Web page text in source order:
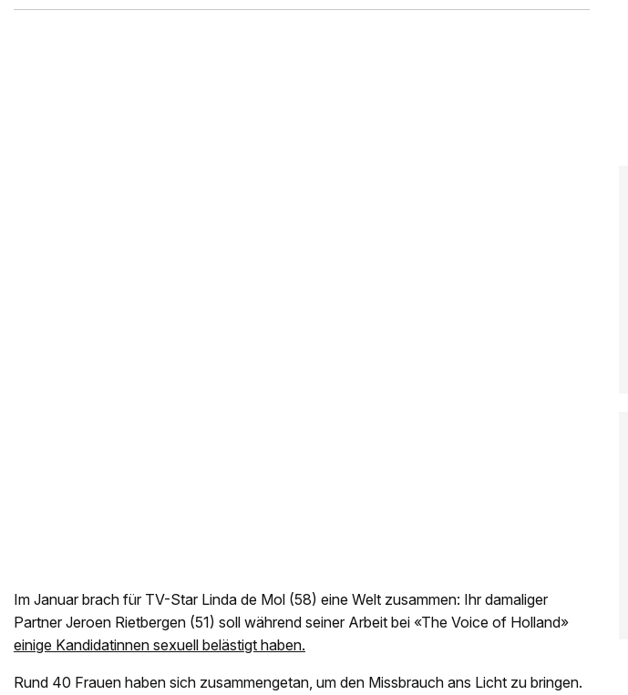
Im Januar brach für TV-Star Linda de Mol (58) eine Welt zusammen: Ihr damaliger
Partner Jeroen Rietbergen (51) soll während seiner Arbeit bei «The Voice of Holland»
einige Kandidatinnen sexuell belästigt haben.
Rund 40 Frauen haben sich zusammengetan, um den Missbrauch ans Licht zu bringen.